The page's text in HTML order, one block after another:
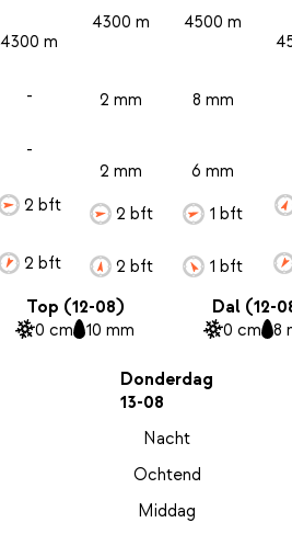
4300 m
-
-
2 bft
2 bft
4300 m
2 mm
2 mm
2 bft
2 bft
4500 m
8 mm
6 mm
1 bft
1 bft
Top (12-08)
0 cm 10 mm
Dal (12-
0 cm 8
Donderdag
13-08
Nacht
Ochtend
Middag